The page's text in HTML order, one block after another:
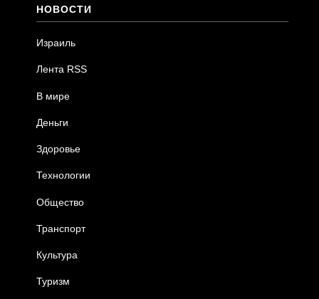
НОВОСТИ
Израиль
Лента RSS
В мире
Деньги
Здоровье
Технологии
Общество
Транспорт
Культура
Туризм